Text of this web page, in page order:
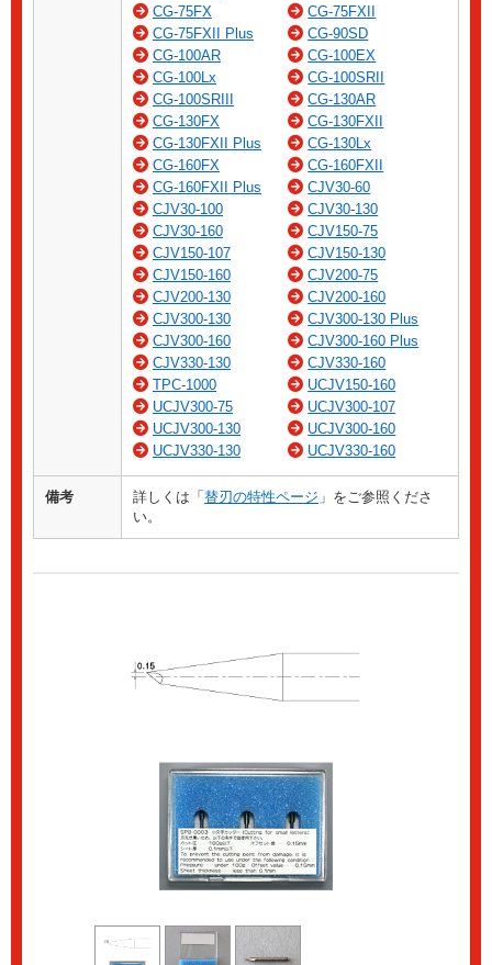
CG-75FX
CG-75FXII
CG-75FXII Plus
CG-90SD
CG-100AR
CG-100EX
CG-100Lx
CG-100SRII
CG-100SRIII
CG-130AR
CG-130FX
CG-130FXII
CG-130FXII Plus
CG-130Lx
CG-160FX
CG-160FXII
CG-160FXII Plus
CJV30-60
CJV30-100
CJV30-130
CJV30-160
CJV150-75
CJV150-107
CJV150-130
CJV150-160
CJV200-75
CJV200-130
CJV200-160
CJV300-130
CJV300-130 Plus
CJV300-160
CJV300-160 Plus
CJV330-130
CJV330-160
TPC-1000
UCJV150-160
UCJV300-75
UCJV300-107
UCJV300-130
UCJV300-160
UCJV330-130
UCJV330-160
備考 詳しくは「 替刃の特性ページ 」をご参照くださ
い。